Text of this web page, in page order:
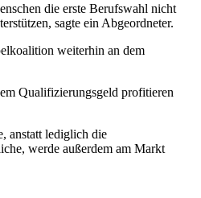
die erste Berufswahl nicht
sagte ein Abgeordneter.
weiterhin an dem
Qualifizierungsgeld profitieren
anstatt lediglich die
werde außerdem am Markt